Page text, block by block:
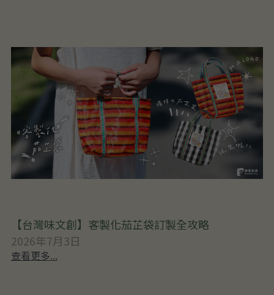
【台灣味文創】客製化茄芷袋訂製全攻略
2026年7月3日
查看更多...